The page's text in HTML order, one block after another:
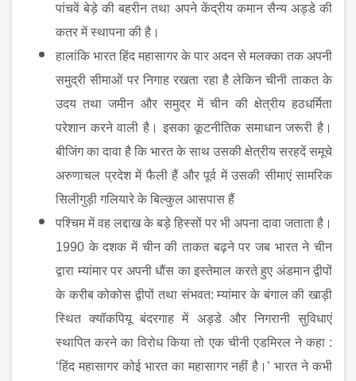
पांचवें बेड़े की बहरीन तथा अपने केंद्रीय कमान सैन्य अड्डे की
कतर में स्थापना की है।
हालांकि भारत हिंद महासागर के पार अदन से मलक्का तक अपनी
समुद्री सीमाओं पर निगाह रखता रहा है लेकिन चीनी ताकत के
उदय तथा जमीन और समुद्र में चीन की क्षेत्रीय हठधर्मिता
परेशान करने वाली है। इसका कूटनीतिक समाधान जरूरी है।
बीजिंग का दावा है कि भारत के साथ उसकी क्षेत्रीय सरहदें समूचे
अरुणाचल प्रदेश में फैली हैं और पूर्व में उसकी सीमाएं सामरिक
सिलीगुड़ी गलियारे के बिल्कुल आसपास हैं
पश्चिम में वह लद्दाख के बड़े हिस्सों पर भी अपना दावा जताता है।
1990 के दशक में चीन की ताकत बढ़ने पर जब भारत ने चीन
द्वारा म्यांमार पर अपनी धौंस का इस्तेमाल करते हुए अंडमान द्वीपों
के करीब कोकोस द्वीपों तथा संभवत: म्यांमार के बंगाल की खाड़ी
स्थित क्यॉकपियू बंदरगाह में अड्डे और निगरानी सुविधाएं
स्थापित करने का विरोध किया तो एक चीनी एडमिरल ने कहा :
‘हिंद महासागर कोई भारत का महासागर नहीं है।’ भारत ने कभी